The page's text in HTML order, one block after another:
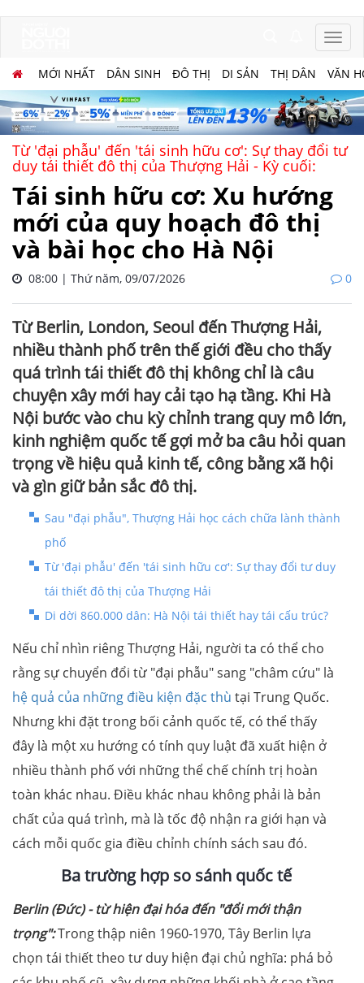
MỚI NHẤT DÂN SINH ĐÔ THỊ DI SẢN THỊ DÂN VĂN
Từ 'đại phẫu' đến 'tái sinh hữu cơ': Sự thay đổi tư
duy tái thiết đô thị của Thượng Hải - Kỳ cuối:
Tái sinh hữu cơ: Xu hướng
mới của quy hoạch đô thị
và bài học cho Hà Nội
08:00 | Thứ năm, 09/07/2026 0
Từ Berlin, London, Seoul đến Thượng Hải,
nhiều thành phố trên thế giới đều cho thấy
quá trình tái thiết đô thị không chỉ là câu
chuyện xây mới hay cải tạo hạ tầng. Khi Hà
Nội bước vào chu kỳ chỉnh trang quy mô lớn,
kinh nghiệm quốc tế gợi mở ba câu hỏi quan
trọng về hiệu quả kinh tế, công bằng xã hội
và gìn giữ bản sắc đô thị.
Sau "đại phẫu", Thượng Hải học cách chữa lành thành
phố
Từ 'đại phẫu' đến 'tái sinh hữu cơ': Sự thay đổi tư duy
tái thiết đô thị của Thượng Hải
Di dời 860.000 dân: Hà Nội tái thiết hay tái cấu trúc?
Nếu chỉ nhìn riêng Thượng Hải, người ta có thể cho
rằng sự chuyển đổi từ "đại phẫu" sang "châm cứu" là
hệ quả của những điều kiện đặc thù tại Trung Quốc.
Nhưng khi đặt trong bối cảnh quốc tế, có thể thấy
đây là một xu hướng có tính quy luật đã xuất hiện ở
nhiều thành phố với những thể chế chính trị hoàn
toàn khác nhau. Điều khác nhau không phải là bản
chất của quá trình, mà là tốc độ nhận ra giới hạn và
cách mỗi quốc gia điều chỉnh chính sách sau đó.
Ba trường hợp so sánh quốc tế
Berlin (Đức) - từ hiện đại hóa đến "đổi mới thận
trọng":Trong thập niên 1960-1970, Tây Berlin lựa
chọn tái thiết theo tư duy hiện đại chủ nghĩa: phá bỏ